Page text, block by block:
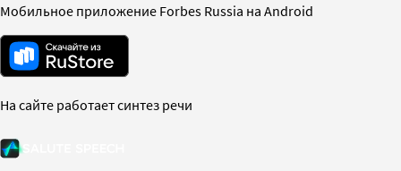
Мобильное приложение Forbes Russia на Android
На сайте работает синтез речи